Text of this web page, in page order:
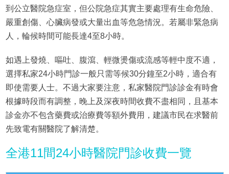
到公立醫院急症室，但公院急症其實主要處理有生命危險、
嚴重創傷、心臟病發或大量出血等危急情況。若屬非緊急病
人，輪候時間可能長達4至8小時。
如遇上發燒、嘔吐、腹瀉、輕微燙傷或流感等輕中度不適，
選擇私家24小時門診一般只需等候30分鐘至2小時，適合有
即使需要人士。不過大家要注意，私家醫院門診診金有時會
根據時段而有調整，晚上及深夜時間收費不盡相同，且基本
診金亦不包含藥費或治療費等額外費用，建議市民在求醫前
先致電有關醫院了解清楚。
全港11間24小時醫院門診收費一覽